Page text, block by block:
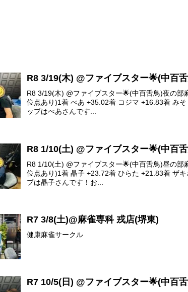
R8 3/19(木) @ファイブスター🌟(中百
R8 3/19(木) @ファイブスター🌟(中百舌鳥)夜の
位点あり)1着 べあ +35.02着 コジマ +16.83着 み
ップはべあさんです...
R8 1/10(土) @ファイブスター🌟(中百
R8 1/10(土) @ファイブスター🌟(中百舌鳥)昼の
位点あり)1着 晶子 +23.72着 ひらた +21.83着 ザ
プは晶子さんです！お...
R7 3/8(土)@麻雀専科 戎店(堺東)
健康麻雀サークル
R7 10/5(日) @ファイブスター🌟(中百